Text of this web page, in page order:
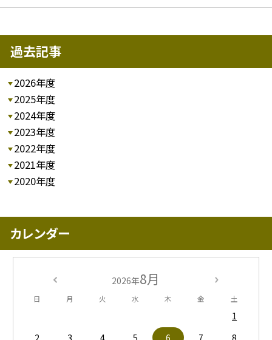
過去記事
2026年度
2025年度
2024年度
2023年度
2022年度
2021年度
2020年度
カレンダー
2026年8月
日 月 火 水 木 金 土
1
2
3 4 5 6 7
8